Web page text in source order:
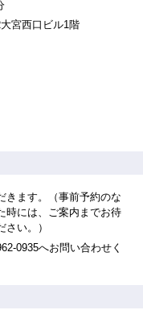
宮西口ビル1階
きます。（事前予約のな
時には、ご案内までお待
い。）
0935へお問い合わせく